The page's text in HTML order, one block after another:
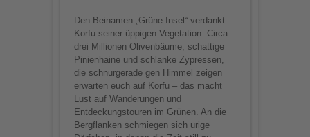
Den Beinamen „Grüne Insel“ verdankt
Korfu seiner üppigen Vegetation. Circa
drei Millionen Olivenbäume, schattige
Pinienhaine und schlanke Zypressen,
die schnurgerade gen Himmel zeigen
erwarten euch auf Korfu – das macht
Lust auf Wanderungen und
Entdeckungstouren im Grünen. An die
Bergflanken schmiegen sich urige